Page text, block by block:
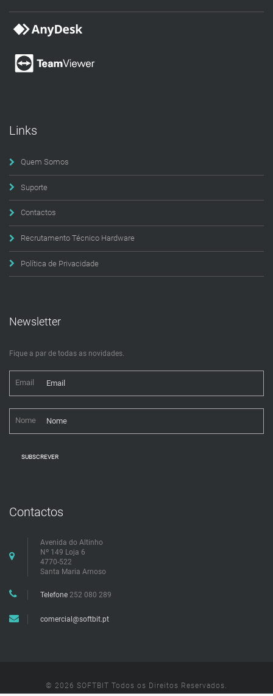
Links
Quem Somos
Suporte
Contactos
Recrutamento Técnico Hardware
Política de Privacidade
Newsletter
Fique a par de todas as novidades.
Email
Nome
SUBSCREVER
Contactos
Avenida do Altinho
Nº 149 Loja 6
4770-522
Santa Maria Arnoso
Telefone 252 080 289
comercial@softbit.pt
© 2026 SOFTBIT Todos os Direitos Reservados.